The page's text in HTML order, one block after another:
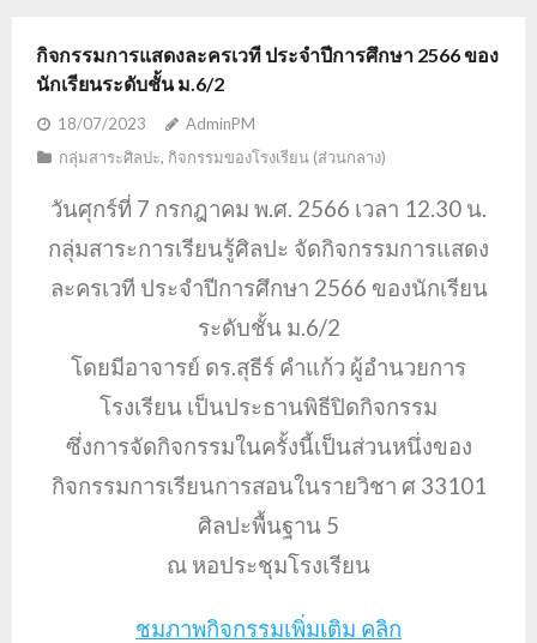
กิจกรรมการแสดงละครเวที ประจำปีการศึกษา 2566 ของ
นักเรียนระดับชั้น ม.6/2
18/07/2023
AdminPM
กลุ่มสาระศิลปะ, กิจกรรมของโรงเรียน (ส่วนกลาง)
วันศุกร์ที่ 7 กรกฎาคม พ.ศ. 2566 เวลา 12.30 น.
กลุ่มสาระการเรียนรู้ศิลปะ จัดกิจกรรมการแสดง
ละครเวที ประจำปีการศึกษา 2566 ของนักเรียน
ระดับชั้น ม.6/2
โดยมีอาจารย์ ดร.สุธีร์ คำแก้ว ผู้อำนวยการ
โรงเรียน เป็นประธานพิธีปิดกิจกรรม
ซึ่งการจัดกิจกรรมในครั้งนี้เป็นส่วนหนึ่งของ
กิจกรรมการเรียนการสอนในรายวิชา ศ 33101
ศิลปะพื้นฐาน 5
ณ หอประชุมโรงเรียน
ชมภาพกิจกรรมเพิ่มเติม คลิก